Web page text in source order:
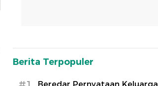
Berita Terpopuler